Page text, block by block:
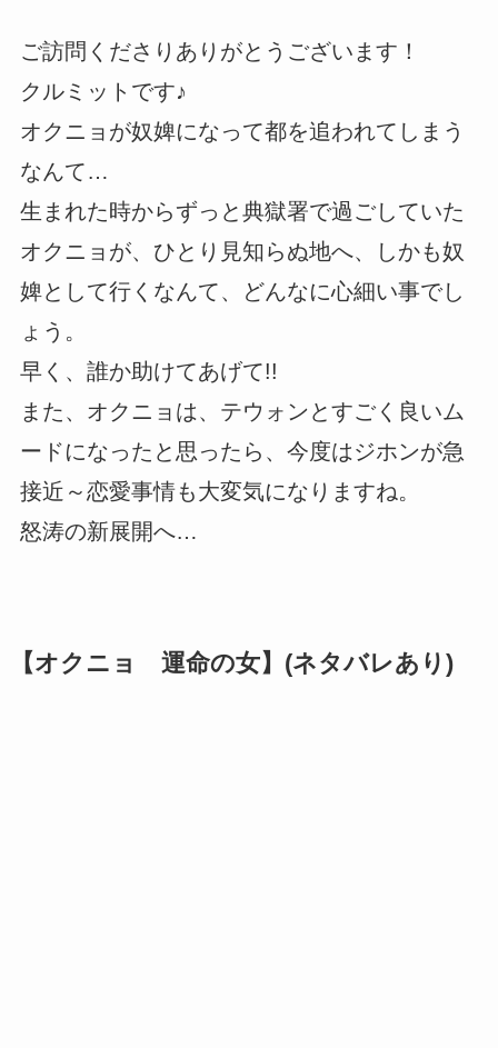
ご訪問くださりありがとうございます！
クルミットです♪
オクニョが奴婢になって都を追われてしまう
なんて…
生まれた時からずっと典獄署で過ごしていた
オクニョが、ひとり見知らぬ地へ、しかも奴
婢として行くなんて、どんなに心細い事でし
ょう。
早く、誰か助けてあげて!!
また、オクニョは、テウォンとすごく良いム
ードになったと思ったら、今度はジホンが急
接近～恋愛事情も大変気になりますね。
怒涛の新展開へ…
【オクニョ 運命の女】(ネタバレあり)